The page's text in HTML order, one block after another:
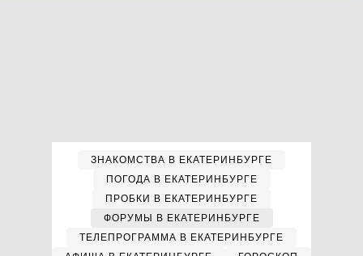
ЗНАКОМСТВА В ЕКАТЕРИНБУРГЕ
ПОГОДА В ЕКАТЕРИНБУРГЕ
ПРОБКИ В ЕКАТЕРИНБУРГЕ
ФОРУМЫ В ЕКАТЕРИНБУРГЕ
ТЕЛЕПРОГРАММА В ЕКАТЕРИНБУРГЕ